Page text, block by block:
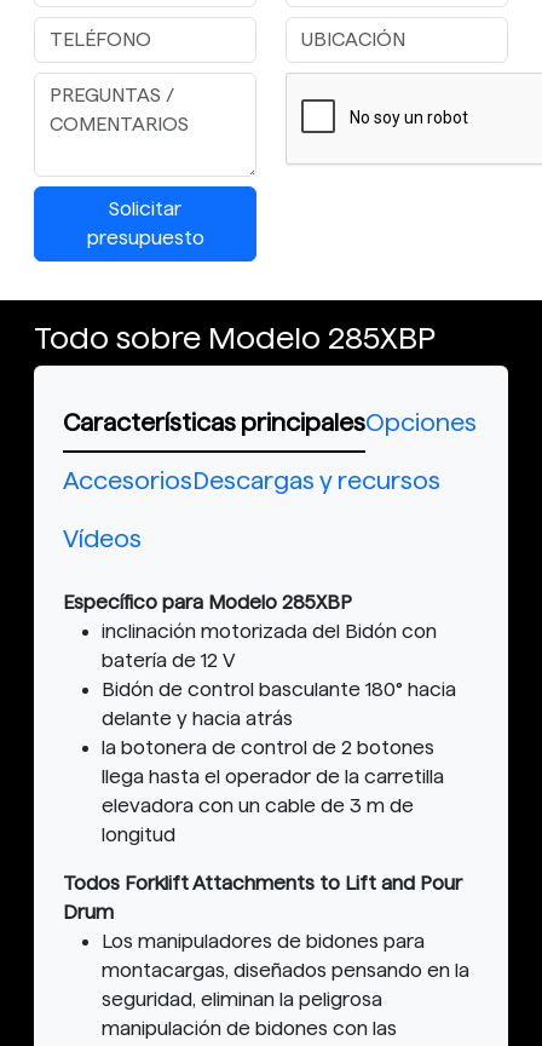
Solicitar
presupuesto
Todo sobre Modelo 285XBP
Características principalesOpciones
AccesoriosDescargas y recursos
Vídeos
Específico para Modelo 285XBP
inclinación motorizada del Bidón con
batería de 12 V
Bidón de control basculante 180° hacia
delante y hacia atrás
la botonera de control de 2 botones
llega hasta el operador de la carretilla
elevadora con un cable de 3 m de
longitud
Todos Forklift Attachments to Lift and Pour
Drum
Los manipuladores de bidones para
montacargas, diseñados pensando en la
seguridad, eliminan la peligrosa
manipulación de bidones con las